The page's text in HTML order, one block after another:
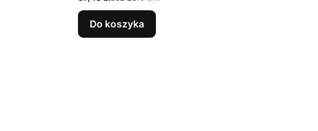
Do koszyka